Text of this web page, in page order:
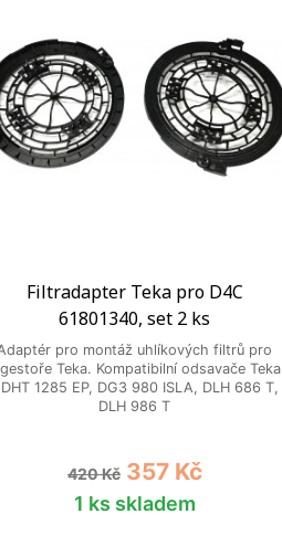
Filtradapter Teka pro D4C
61801340, set 2 ks
pro montáž uhlíkových filtrů pro
Teka. Kompatibilní odsavače Teka
1285 EP, DG3 980 ISLA, DLH 686 T,
DLH 986 T
Běžná cena
420 Kč Cena
357 Kč
1 ks skladem